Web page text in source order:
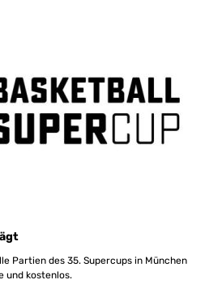
Partien des 35. Supercups in München
und kostenlos.